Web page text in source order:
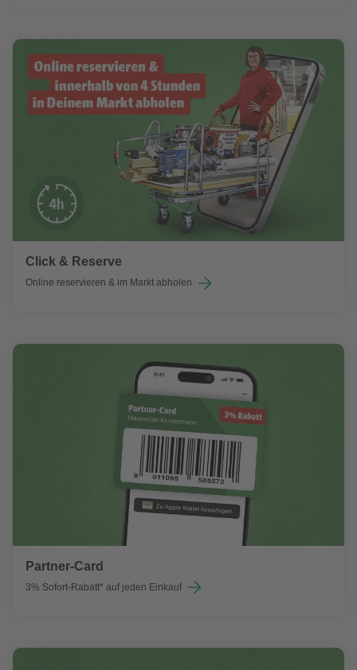
Click & Reserve
Online reservieren & im Markt abholen
Partner-Card
3% Sofort-Rabatt* auf jeden Einkauf